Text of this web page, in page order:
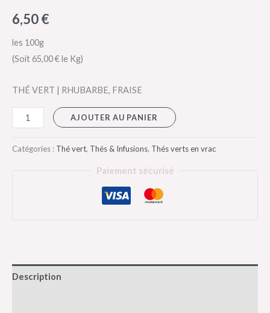
6,50€
les 100g
(Soit 65,00 € le Kg)
THÉ VERT | RHUBARBE, FRAISE
AJOUTER AU PANIER
Catégories : Thé vert, Thés & Infusions, Thés verts en vrac
Paiement sécurisé
Description